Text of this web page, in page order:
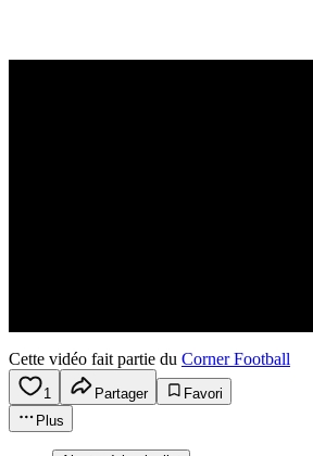
Cette vidéo fait partie du Corner Football
1 Partager
Favori
Plus